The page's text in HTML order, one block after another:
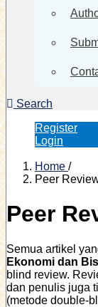
Search
Register
Login
Home /
Peer
Peer
Semua artikel
Ekonomi dan
blind review.
dan penulis juga
(metode double-